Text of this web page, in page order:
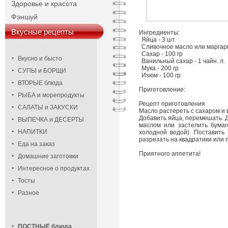
Здоровье и красота
Фэншуй
Вкусные рецепты
Вкусно и бысто
СУПЫ и БОРЩИ
ВТОРЫЕ блюда
РЫБА и морепродукты
САЛАТЫ и ЗАКУСКИ
ВЫПЕЧКА и ДЕСЕРТЫ
НАПИТКИ
Еда на заказ
Домашние заготовки
Интересное о продуктах
Тосты
Разное
ПОСТНЫЕ блюда
Ингредиенты:
Яйца - 3 шт.
Сливочное масло или
Сахар - 100 гр
Ванильный сахар - 1 чайн. л.
Мука - 200 гр
Изюм - 100 гр
Приготовление:
Рецепт приготовления
Масло растереть с сахаром
Добавить яйца, перемешать.
маслом или застелить
холодной водой).
разрезать на квадратики или
Приятного аппетита!